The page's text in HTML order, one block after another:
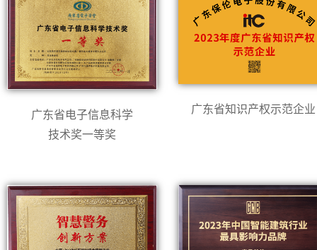
广东省电子信息科学
技术奖一等奖
广东省知识产权示范企业